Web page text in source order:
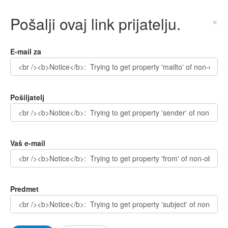
Pošalji ovaj link prijatelju. ×
E-mail za
Pošiljatelj
Vaš e-mail
Predmet